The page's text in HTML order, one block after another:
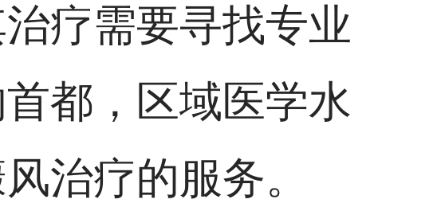
疗需要寻找专业
都，区域医学水
治疗的服务。